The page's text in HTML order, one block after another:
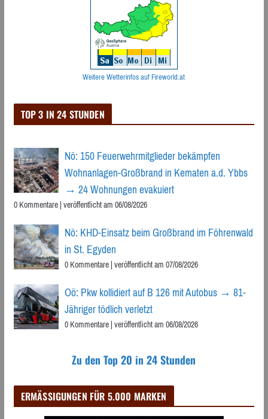
Weitere Wetterinfos auf Fireworld.at
TOP 3 IN 24 STUNDEN
Nö: 150 Feuerwehrmitglieder bekämpfen
Wohnanlagen-Großbrand in Kematen a.d. Ybbs
→ 24 Wohnungen evakuiert
0 Kommentare|veröffentlicht am 06/08/2026
Nö: KHD-Einsatz beim Großbrand im Föhrenwald
in St. Egyden
0 Kommentare|veröffentlicht am 07/08/2026
Oö: Pkw kollidiert auf B 126 mit Autobus → 81-
Jähriger tödlich verletzt
0 Kommentare|veröffentlicht am 06/08/2026
Zu den Top 20 in 24 Stunden
ERMÄSSIGUNGEN FÜR 5.000 MARKEN